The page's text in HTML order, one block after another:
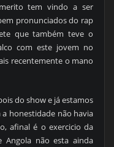
tem vindo a ser
pronunciados do rap
que também teve o
com este jovem no
recentemente o mano
do show e já estamos
honestidade não havia
afinal é o exercicio da
Angola não esta ainda